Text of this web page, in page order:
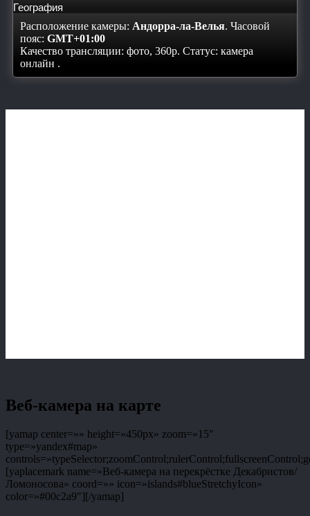
География
Расположение камеры: Андорра-ла-Велья. Часовой
пояс: GMT+01:00
Качество трансляции: фото, 360p. Статус: камера
онлайн .
Веб-камера на карте
[yamap center=»» height=»450px» zoom=»15″
type=»yandex#map»
[yaplacemark name=»Веб-камера на перекрёстке Декабристов/
Ломоносова» coord=»» icon=»islands#blueStretchyIcon»
color=»#00c2a9″][/yamap]